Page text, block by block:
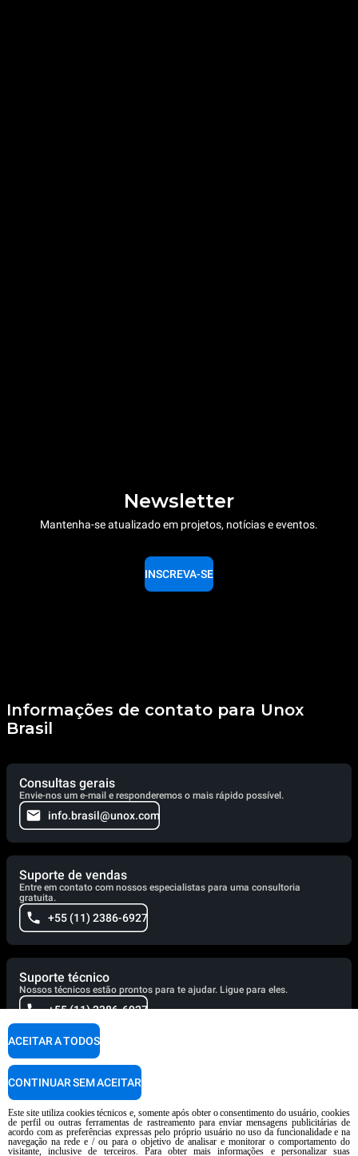
Newsletter
Mantenha-se atualizado em projetos, notícias e eventos.
INSCREVA-SE
Informações de contato para Unox
Brasil
Consultas gerais
Envie-nos um e-mail e responderemos o mais rápido possível.
info.brasil@unox.com
Suporte de vendas
Entre em contato com nossos especialistas para uma consultoria
gratuita.
+55 (11) 2386-6927
Suporte técnico
Nossos técnicos estão prontos para te ajudar. Ligue para eles.
+55 (11) 2386-6927
Suporte culinário
Nossos chefs corporativos estão prontos para ajudar e responderão em
cooking.support@unox.com
Este site utiliza cookies técnicos e, somente após obter o consentimento do usuário, cookies
de perfil ou outras ferramentas de rastreamento para enviar mensagens publicitárias de
acordo com as preferências expressas pelo próprio usuário no uso da funcionalidade e na
navegação na rede e / ou para o objetivo de analisar e monitorar o comportamento do
visitante, inclusive de terceiros. Para obter mais informações e personalizar suas
ACEITAR A TODOS
CONTINUAR SEM ACEITAR